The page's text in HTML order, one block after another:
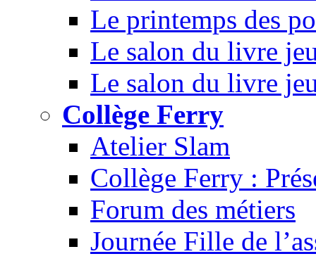
Le printemps des
Le salon du livre
Le salon du livre
Collège Ferry
Atelier Slam
Collège Ferry :
Forum des métiers
Journée Fille de